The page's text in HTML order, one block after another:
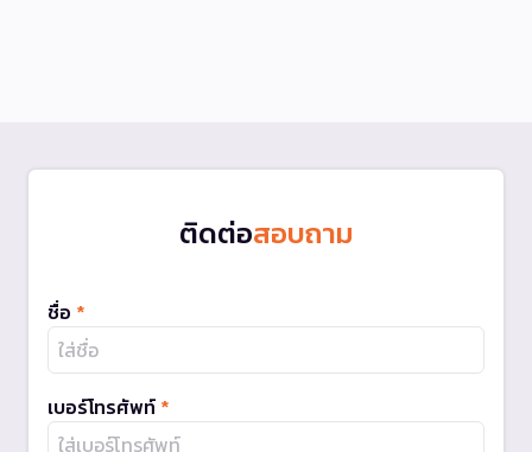
ติดต่อสอบถาม
ชื่อ *
เบอร์โทรศัพท์ *